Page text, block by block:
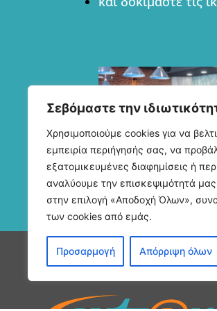
Σεβόμαστε την
Χρησιμοποιούμε cookies για να
εμπειρία περιήγησής σας, να
εξατομικευμένες διαφημίσεις ή
αναλύουμε την επισκεψιμότητά
στην επιλογή «Αποδοχή Όλων»,
των cookies από εμάς.
Προσαρμογή Απόρριψη όλων